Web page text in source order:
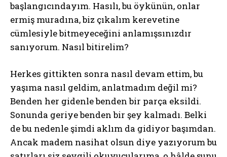
başlangıcındayım. Hasılı, bu öykünün, onlar
ermiş muradına, biz çıkalım kerevetine
cümlesiyle bitmeyeceğini anlamışsınızdır
sanıyorum. Nasıl bitirelim?
Herkes gittikten sonra nasıl devam ettim, bu
yaşıma nasıl geldim, anlatmadım değil mi?
Benden her gidenle benden bir parça eksildi.
Sonunda geriye benden bir şey kalmadı. Belki
de bu nedenle şimdi aklım da gidiyor başımdan.
Ancak madem nasihat olsun diye yazıyorum bu